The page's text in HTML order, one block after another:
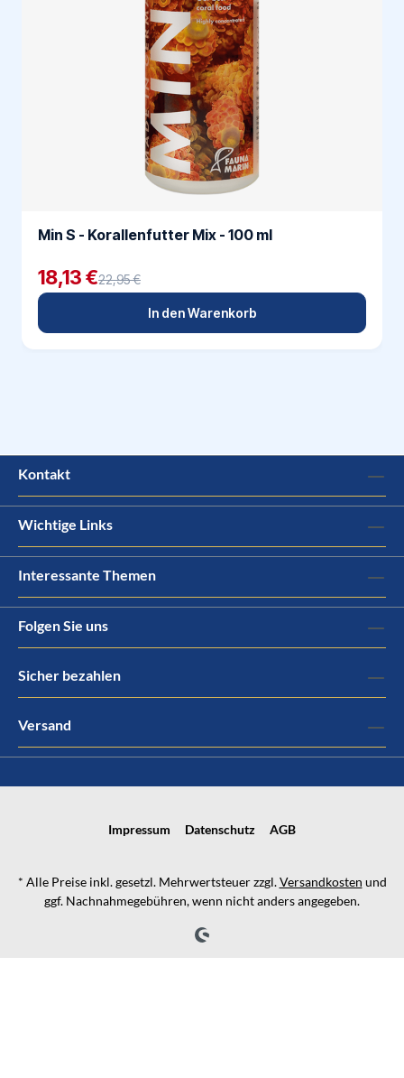
Min S - Korallenfutter Mix - 100 ml
18,13 €22,95 €
In den Warenkorb
Kontakt
Wichtige Links
Interessante Themen
Folgen Sie uns
Sicher bezahlen
Versand
Impressum Datenschutz AGB
* Alle Preise inkl. gesetzl. Mehrwertsteuer zzgl.Versandkosten und
ggf. Nachnahmegebühren, wenn nicht anders angegeben.